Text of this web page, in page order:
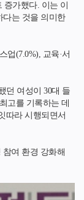
가했다. 이는 이
다는 것을 의미한
업(7.0%), 교육·서
던 여성이 30대 들
고를 기록하는 데
따라 시행되면서
여 환경 강화해